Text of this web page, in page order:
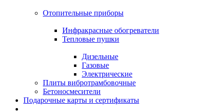
Отопительные приборы
Инфракрасные обогреватели
Тепловые пушки
Дизельные
Газовые
Электрические
Плиты вибротрамбовочные
Бетоносмесители
Подарочные карты и сертификаты